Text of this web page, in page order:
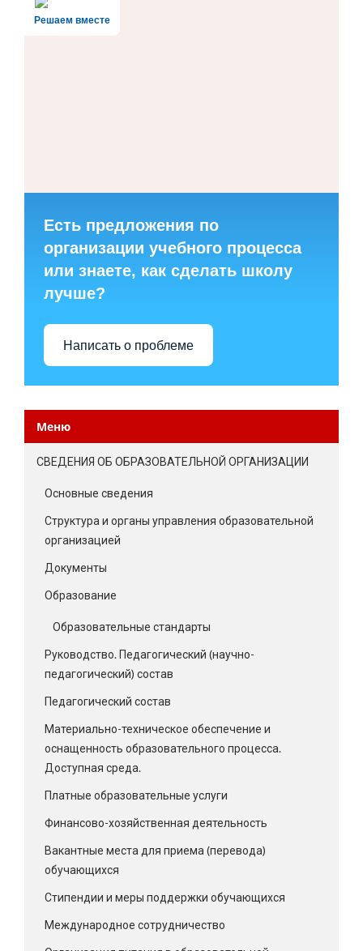
Решаем вместе
Есть предложения по
организации учебного процесса
или знаете, как сделать школу
лучше?
Написать о проблеме
Меню
СВЕДЕНИЯ ОБ ОБРАЗОВАТЕЛЬНОЙ ОРГАНИЗАЦИИ
Основные сведения
Структура и органы управления образовательной
организацией
Документы
Образование
Образовательные стандарты
Руководство. Педагогический (научно-
педагогический) состав
Педагогический состав
Материально-техническое обеспечение и
оснащенность образовательного процесса.
Доступная среда.
Платные образовательные услуги
Финансово-хозяйственная деятельность
Вакантные места для приема (перевода)
обучающихся
Стипендии и меры поддержки обучающихся
Международное сотрудничество